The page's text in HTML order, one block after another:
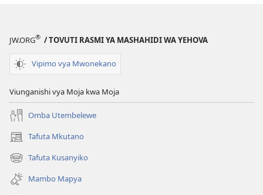
JW.ORG® / TOVUTI RASMI YA MASHAHIDI WA YEHOVA
Vipimo vya Mwonekano
Viunganishi vya Moja kwa Moja
Omba Utembelewe
Tafuta Mkutano
(opens
new
window)
Tafuta Kusanyiko
(opens
new
window)
Mambo Mapya